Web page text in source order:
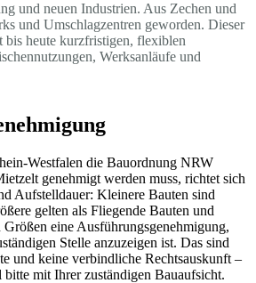
und neuen Industrien. Aus Zechen und
und Umschlagzentren geworden. Dieser
bis heute kurzfristigen, flexiblen
Werksanläufe und
Westfalen die Bauordnung NRW
genehmigt werden muss, richtet sich
Aufstelldauer: Kleinere Bauten sind
gelten als Fliegende Bauten und
Größen eine Ausführungsgenehmigung,
Stelle anzuzeigen ist. Das sind
und keine verbindliche Rechtsauskunft –
mit Ihrer zuständigen Bauaufsicht.